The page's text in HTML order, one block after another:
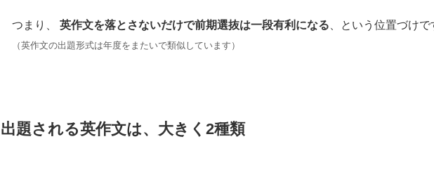
つまり、 英作文を落とさないだけで前期選抜は一段有利になる 、という位置づけで
（英作文の出題形式は年度をまたいで類似しています）
出題される英作文は、大きく2種類